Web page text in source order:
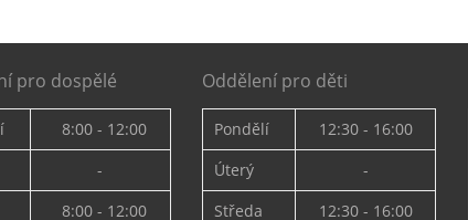
pro dospělé
8:00 - 12:00
-
8:00 - 12:00
Oddělení pro děti
Pondělí
12:30 - 16:00
Úterý
-
Středa
12:30 - 16:00